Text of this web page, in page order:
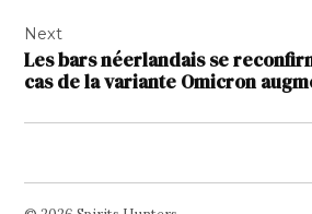
Next
Les bars néerlandais se
cas de la variante Omicron